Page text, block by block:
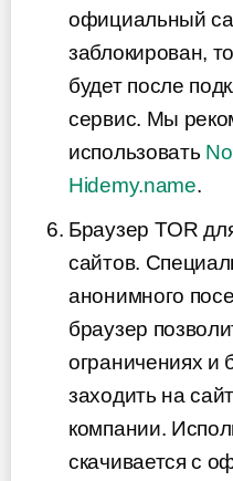
официальный
заблокирован,
будет после
сервис. Мы
использовать
Hidemy.name.
Браузер TOR
сайтов.
анонимного
браузер
ограничениях и
заходить на
компании.
скачивается с